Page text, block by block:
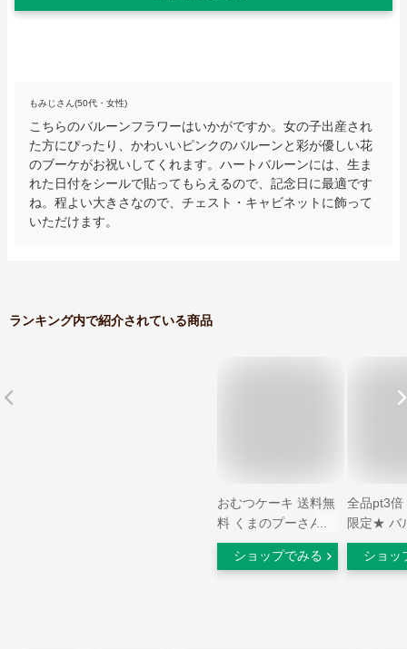
もみじさん(50代・女性)
こちらのバルーンフラワーはいかがですか。女の子出産され
た方にぴったり、かわいいピンクのバルーンと彩が優しい花
のブーケがお祝いしてくれます。ハートバルーンには、生ま
れた日付をシールで貼ってもらえるので、記念日に最適です
ね。程よい大きさなので、チェスト・キャビネットに飾って
いただけます。
ランキング内で紹介されている商品
おむつケーキ 送料無
料 くまのプーさんバ
ルーン おむつケーキ
2段 出産祝い 名入れ
ショップでみる
全品pt3倍
限定★ バ
ニシャル
電報 結
ショッ